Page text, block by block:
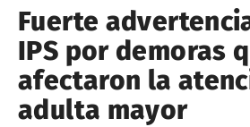
Fuerte
IPS por demoras
afectaron la
adulta mayor